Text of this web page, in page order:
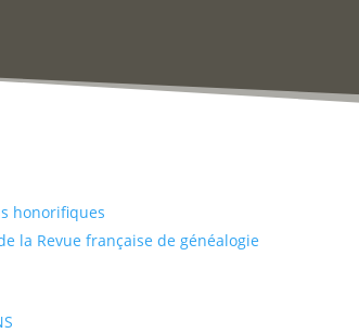
honorifiques
la Revue française de généalogie